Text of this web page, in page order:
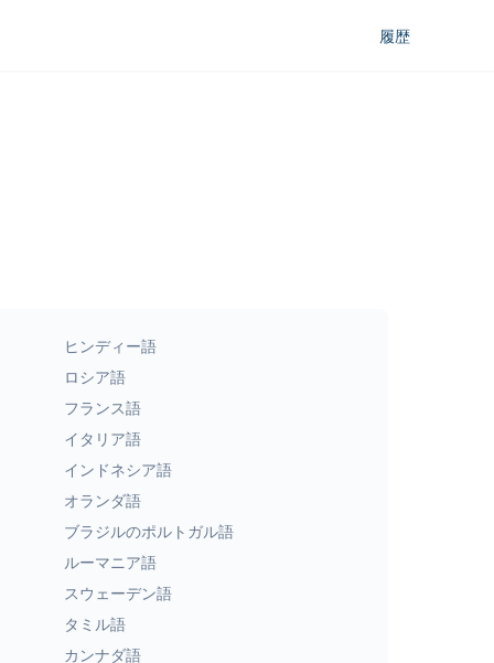
履歴
ヒンディー語
ロシア語
フランス語
イタリア語
インドネシア語
オランダ語
ブラジルのポルトガル語
ルーマニア語
スウェーデン語
タミル語
カンナダ語